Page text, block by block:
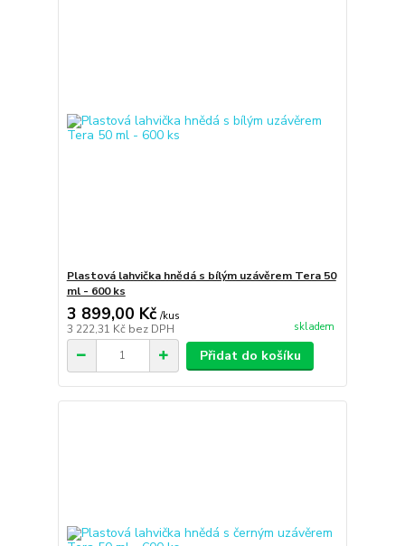
Plastová lahvička hnědá s bílým uzávěrem Tera 50
ml - 600 ks
3 899,00 Kč /kus
3 222,31 Kč bez DPH skladem
Přidat do košíku